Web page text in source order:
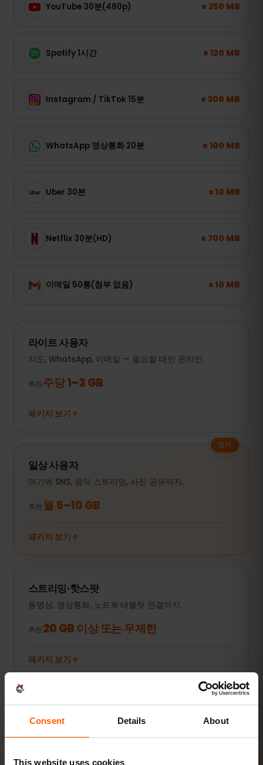
Consent Details About
This website uses cookies
YouTube 30분(480p) ± 250 MB
Spotify 1시간 ± 120 MB
Instagram / TikTok 15분 ± 300 MB
WhatsApp 영상통화 20분 ± 100 MB
Uber 30분 ± 10 MB
Netflix 30분(HD) ± 700 MB
이메일 50통(첨부 없음) ± 10 MB
라이트 사용자
지도, WhatsApp, 이메일 — 필요할 때만 온라인.
추천 주당 1–3 GB
패키지 보기
인기
일상 사용자
여기에 SNS, 음악 스트리밍, 사진 공유까지.
추천 월 5–10 GB
패키지 보기
스트리밍·핫스팟
동영상, 영상통화, 노트북·태블릿 연결까지.
추천 20 GB 이상 또는 무제한
패키지 보기
모든 수치는 참고용입니다. 실제 사용량은 기기, 앱 설정, 사용 습관에 따